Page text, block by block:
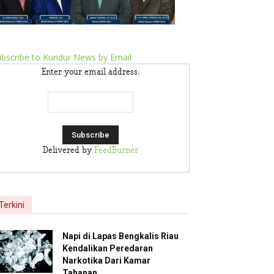
to Kundur News by Email
Enter your email address:
Delivered by FeedBurner
Napi di Lapas Bengkalis Riau
Kendalikan Peredaran
Narkotika Dari Kamar